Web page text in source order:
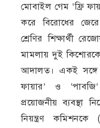
মোবাইল গেম ‘ফ্রি
করে বিরোধের
শ্রেণির শিক্ষার্থী
মামলায় দুই কিশোরকে
আদালত। একই সঙ্গে
ফায়ার’ ও
প্রয়োজনীয় ব্যবস্থা
নিয়ন্ত্রণ কমিশনকে